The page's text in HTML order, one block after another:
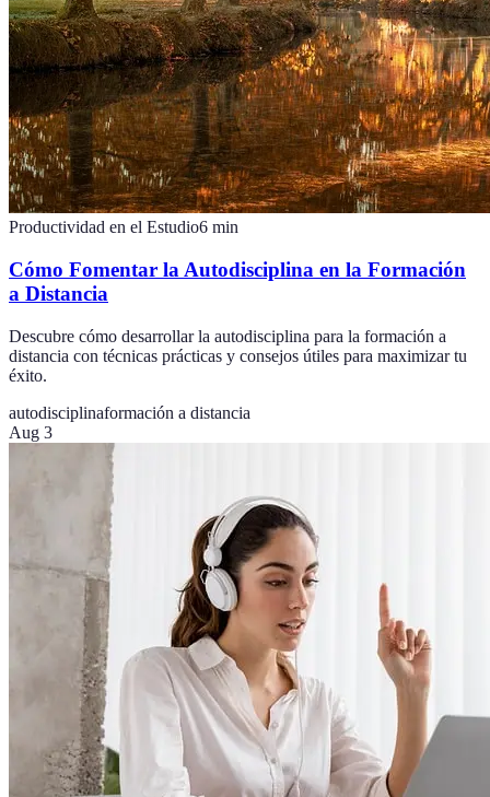
Productividad en el Estudio6 min
Cómo Fomentar la Autodisciplina en la Formación
a Distancia
Descubre cómo desarrollar la autodisciplina para la formación a
distancia con técnicas prácticas y consejos útiles para maximizar tu
éxito.
autodisciplinaformación a distancia
Aug 3